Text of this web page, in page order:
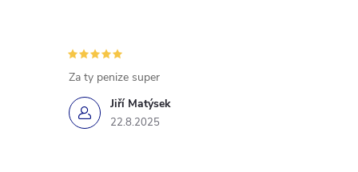
Jiří Matýsek
22.8.2025
Za ty penize super